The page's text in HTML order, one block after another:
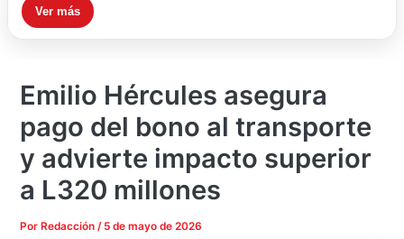
Ver más
Emilio Hércules asegura
pago del bono al transporte
y advierte impacto superior
a L320 millones
Por Redacción/ 5 de mayo de 2026